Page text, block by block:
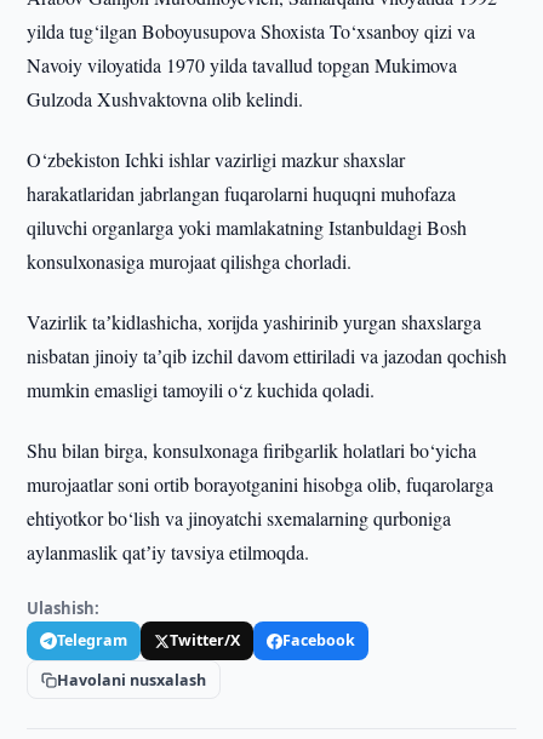
yilda tug‘ilgan Boboyusupova Shoxista To‘xsanboy qizi va
Navoiy viloyatida 1970 yilda tavallud topgan Mukimova
Gulzoda Xushvaktovna olib kelindi.
O‘zbekiston Ichki ishlar vazirligi mazkur shaxslar
harakatlaridan jabrlangan fuqarolarni huquqni muhofaza
qiluvchi organlarga yoki mamlakatning Istanbuldagi Bosh
konsulxonasiga murojaat qilishga chorladi.
Vazirlik taʼkidlashicha, xorijda yashirinib yurgan shaxslarga
nisbatan jinoiy taʼqib izchil davom ettiriladi va jazodan qochish
mumkin emasligi tamoyili o‘z kuchida qoladi.
Shu bilan birga, konsulxonaga firibgarlik holatlari bo‘yicha
murojaatlar soni ortib borayotganini hisobga olib, fuqarolarga
ehtiyotkor bo‘lish va jinoyatchi sxemalarning qurboniga
aylanmaslik qatʼiy tavsiya etilmoqda.
Ulashish:
Telegram Twitter/X
Facebook
Havolani nusxalash